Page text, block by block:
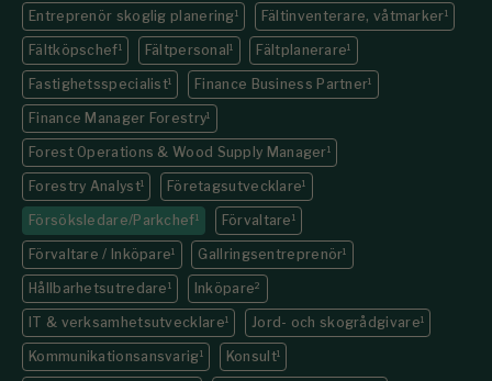
Entreprenör skoglig planering1 Fältinventerare, våtmarker1
Fältköpschef1 Fältpersonal1 Fältplanerare1
Fastighets­specialist1 Finance Business Partner1
Finance Manager Forestry1
Forest Operations & Wood Supply Manager1
Forestry Analyst1 Företagsutvecklare1
Försöksledare/Parkchef1 Förvaltare 1
Förvaltare / Inköpare1 Gallringsentreprenör1
Hållbarhetsutredare 1 Inköpare2
IT & verksamhetsutvecklare1 Jord- och skogrådgivare1
Kommunikations­ansvarig1 Konsult1